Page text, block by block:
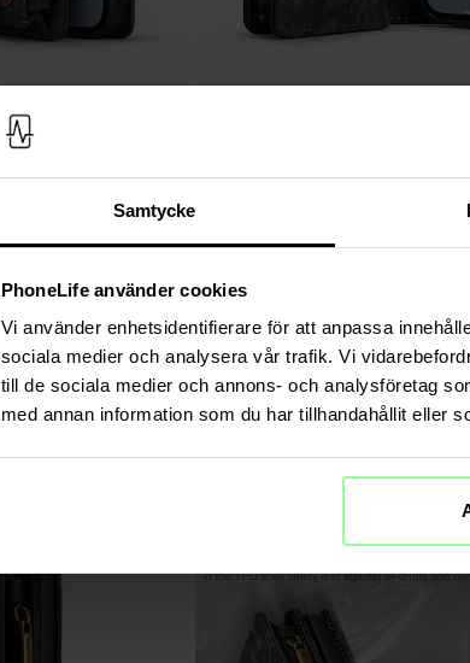
Samtycke
PhoneLife använder cookies
Vi använder enhetsidentifierare för att anpassa
sociala medier och analysera vår trafik. Vi
till de sociala medier och annons- och analysföretag
med annan information som du har tillhandahållit eller